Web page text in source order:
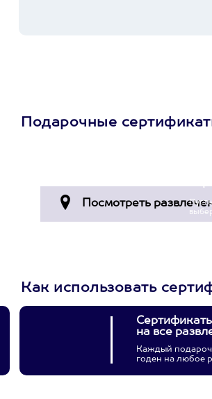
Подарочные
Как использовать
на все
Каждый
годен на любое